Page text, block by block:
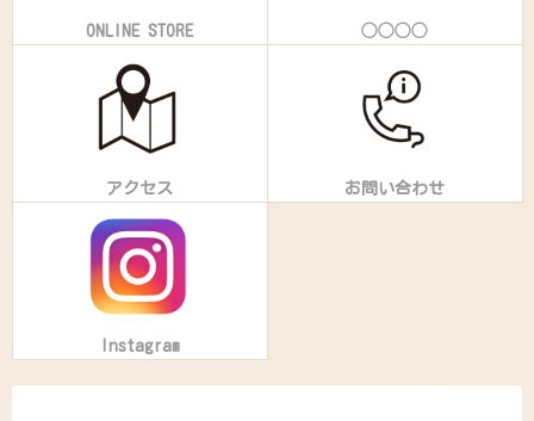
ONLINE STORE ◯◯◯◯
アクセス お問い合わせ
Instagram